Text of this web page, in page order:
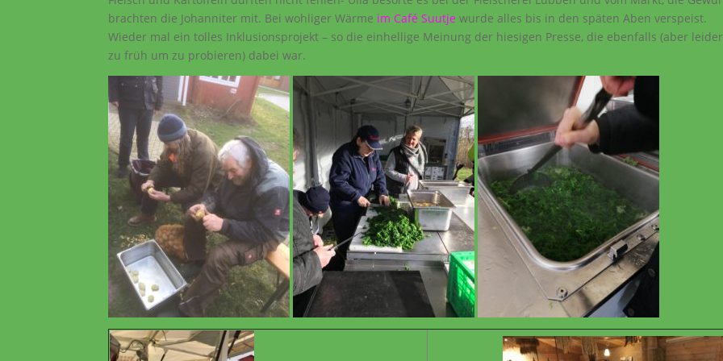
brachten die Johanniter mit. Bei wohliger Wärme im Café Suutjewurde alles bis in den späten Aben verspeist.
Wieder mal ein tolles Inklusionsprojekt – so die einhellige Meinung der hiesigen Presse, die ebenfalls (aber
zu früh um zu probieren) dabei war.